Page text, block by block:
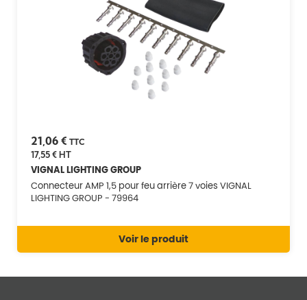
21,06 € TTC
17,55 €HT
VIGNAL LIGHTING GROUP
Connecteur AMP 1,5 pour feu arrière 7 voies VIGNAL
LIGHTING GROUP - 79964
Voir le produit